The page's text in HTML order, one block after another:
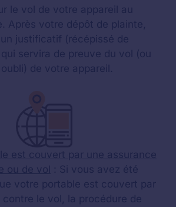
le vol de votre appareil au
Après votre dépôt de plainte,
justificatif (récépissé de
servira de preuve du vol (ou
de votre appareil.
est couvert par une assurance
ou de vol : Si vous avez été
votre portable est couvert par
contre le vol, la procédure de